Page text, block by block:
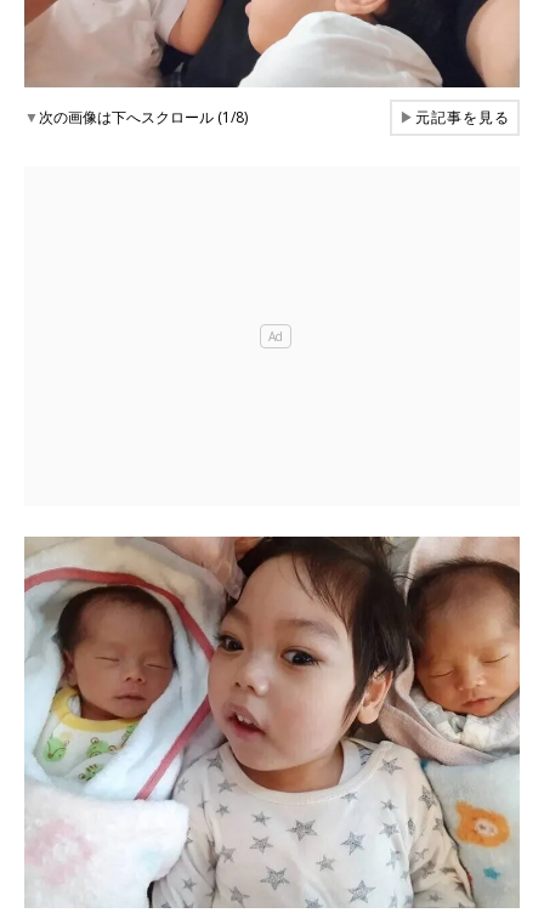
▼次の画像は下へスクロール (1/8) ▶元記事を見る